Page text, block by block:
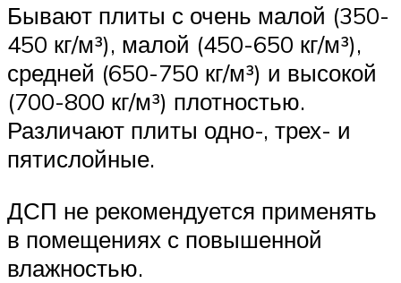
Бывают плиты с очень малой (350-
450 кг/м³), малой (450-650 кг/м³),
средней (650-750 кг/м³) и высокой
(700-800 кг/м³) плотностью.
Различают плиты одно-, трех- и
пятислойные.
ДСП не рекомендуется применять
в помещениях с повышенной
влажностью.